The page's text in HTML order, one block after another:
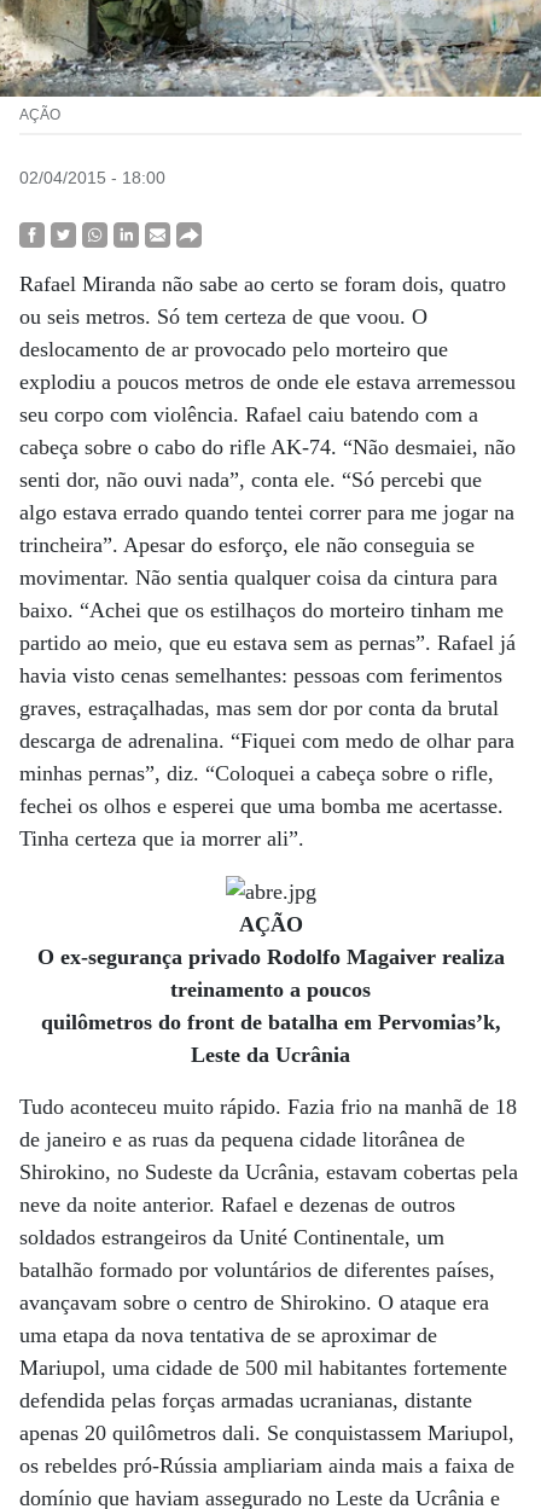
AÇÃO
02/04/2015 - 18:00
Rafael Miranda não sabe ao certo se foram dois, quatro
ou seis metros. Só tem certeza de que voou. O
deslocamento de ar provocado pelo morteiro que
explodiu a poucos metros de onde ele estava arremessou
seu corpo com violência. Rafael caiu batendo com a
cabeça sobre o cabo do rifle AK-74. “Não desmaiei, não
senti dor, não ouvi nada”, conta ele. “Só percebi que
algo estava errado quando tentei correr para me jogar na
trincheira”. Apesar do esforço, ele não conseguia se
movimentar. Não sentia qualquer coisa da cintura para
baixo. “Achei que os estilhaços do morteiro tinham me
partido ao meio, que eu estava sem as pernas”. Rafael já
havia visto cenas semelhantes: pessoas com ferimentos
graves, estraçalhadas, mas sem dor por conta da brutal
descarga de adrenalina. “Fiquei com medo de olhar para
minhas pernas”, diz. “Coloquei a cabeça sobre o rifle,
fechei os olhos e esperei que uma bomba me acertasse.
Tinha certeza que ia morrer ali”.
AÇÃO
O ex-segurança privado Rodolfo Magaiver realiza
treinamento a poucos
quilômetros do front de batalha em Pervomias’k,
Leste da Ucrânia
Tudo aconteceu muito rápido. Fazia frio na manhã de 18
de janeiro e as ruas da pequena cidade litorânea de
Shirokino, no Sudeste da Ucrânia, estavam cobertas pela
neve da noite anterior. Rafael e dezenas de outros
soldados estrangeiros da Unité Continentale, um
batalhão formado por voluntários de diferentes países,
avançavam sobre o centro de Shirokino. O ataque era
uma etapa da nova tentativa de se aproximar de
Mariupol, uma cidade de 500 mil habitantes fortemente
defendida pelas forças armadas ucranianas, distante
apenas 20 quilômetros dali. Se conquistassem Mariupol,
os rebeldes pró-Rússia ampliariam ainda mais a faixa de
domínio que haviam assegurado no Leste da Ucrânia e